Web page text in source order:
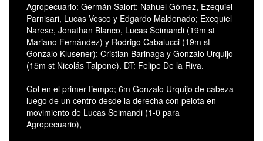
Agropecuario: Germán Salort; Nahuel Gómez, Ezequiel
Parnisari, Lucas Vesco y Edgardo Maldonado; Exequiel
Narese, Jonathan Blanco, Lucas Seimandi (19m st
Mariano Fernández) y Rodrigo Cabalucci (19m st
Gonzalo Klusener); Cristian Barinaga y Gonzalo Urquijo
(15m st Nicolás Talpone). DT: Felipe De la Riva.
Gol en el primer tiempo; 6m Gonzalo Urquijo de cabeza
luego de un centro desde la derecha con pelota en
movimiento de Lucas Seimandi (1-0 para
Agropecuario),